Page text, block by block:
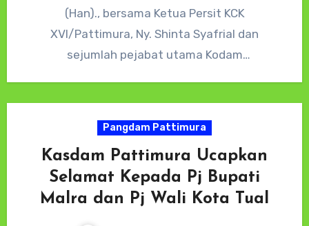
(Han)., bersama Ketua Persit KCK
XVI/Pattimura, Ny. Shinta Syafrial dan
sejumlah pejabat utama Kodam
Pangdam Pattimura
Kasdam Pattimura Ucapkan
Selamat Kepada Pj Bupati
Malra dan Pj Wali Kota Tual